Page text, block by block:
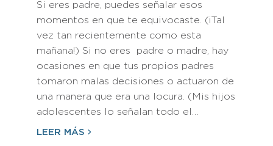
Si eres padre, puedes señalar esos
momentos en que te equivocaste. (¡Tal
vez tan recientemente como esta
mañana!) Si no eres padre o madre, hay
ocasiones en que tus propios padres
tomaron malas decisiones o actuaron de
una manera que era una locura. (Mis hijos
adolescentes lo señalan todo el…
LEER MÁS